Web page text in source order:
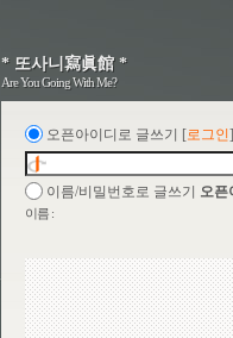
* 또사니寫眞館 *
Are You Going With Me?
* 또사니寫眞館 *
Are You Going With Me?
오픈아이디로 글쓰기 [로그인
이름/비밀번호로 글쓰기 오픈
이름 :